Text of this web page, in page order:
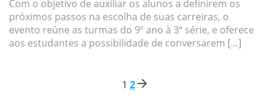
Com o objetivo de auxiliar os alunos a definirem os
próximos passos na escolha de suas carreiras, o
evento reúne as turmas do 9º ano à 3ª série, e oferece
aos estudantes a possibilidade de conversarem […]
Paginação
1 2